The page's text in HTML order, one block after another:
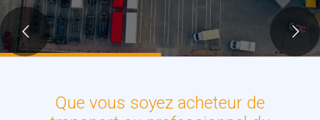
Que vous soyez acheteur de